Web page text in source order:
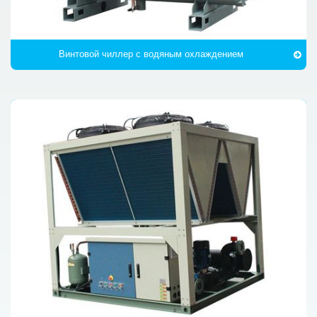
Винтовой чиллер с водяным охлаждением